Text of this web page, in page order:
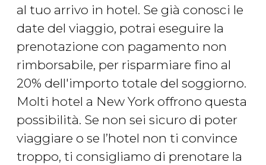
al tuo arrivo in hotel. Se già conosci le
date del viaggio, potrai eseguire la
prenotazione con pagamento non
rimborsabile, per risparmiare fino al
20% dell'importo totale del soggiorno.
Molti hotel a New York offrono questa
possibilità. Se non sei sicuro di poter
viaggiare o se l’hotel non ti convince
troppo, ti consigliamo di prenotare la